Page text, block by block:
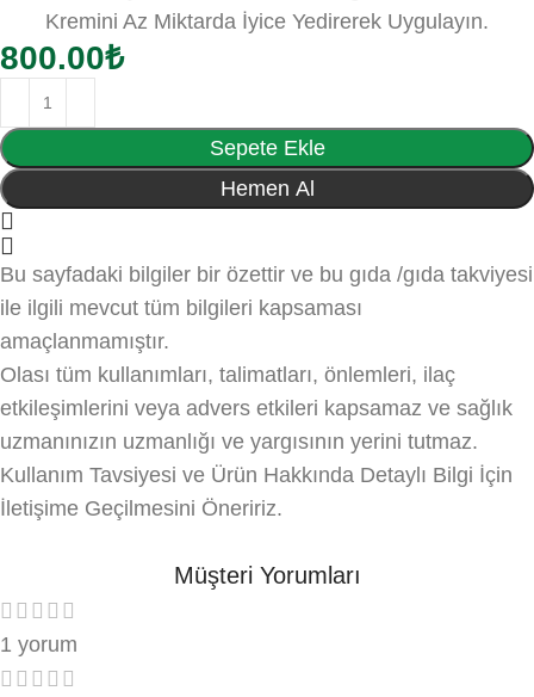
Kremini Az Miktarda İyice Yedirerek Uygulayın.
800.00₺
Sepete Ekle
Hemen Al
Bu sayfadaki bilgiler bir özettir ve bu gıda /gıda takviyesi
ile ilgili mevcut tüm bilgileri kapsaması
amaçlanmamıştır.
Olası tüm kullanımları, talimatları, önlemleri, ilaç
etkileşimlerini veya advers etkileri kapsamaz ve sağlık
uzmanınızın uzmanlığı ve yargısının yerini tutmaz.
Kullanım Tavsiyesi ve Ürün Hakkında Detaylı Bilgi İçin
İletişime Geçilmesini Öneririz.
Müşteri Yorumları
1 yorum